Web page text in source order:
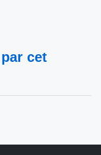
cet